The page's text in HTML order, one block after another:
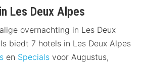
Les Deux Alpes
overnachting in Les Deux
biedt 7 hotels in Les Deux Alpes
en Specials voor Augustus,